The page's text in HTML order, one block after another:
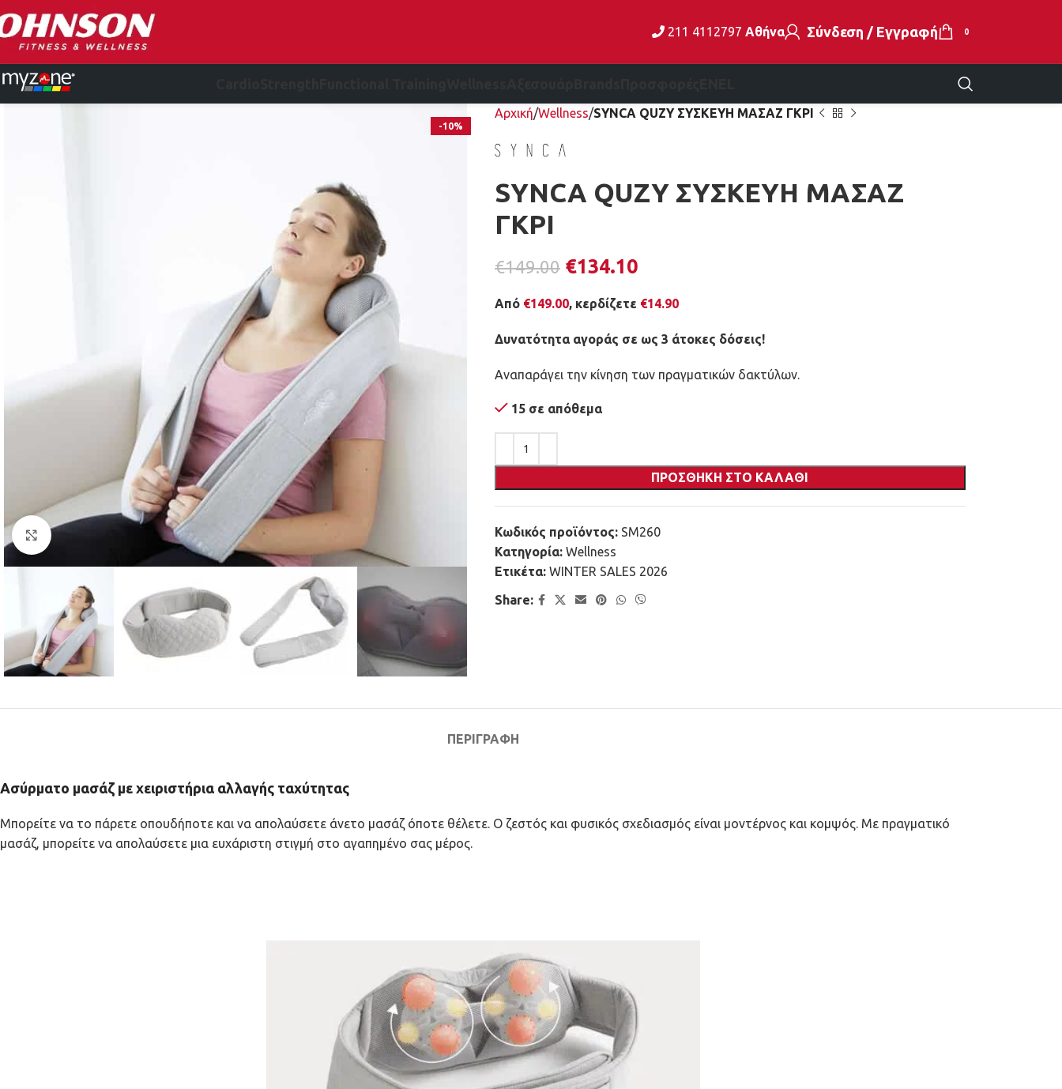
211 4112797 Αθήνα Σύνδεση / Εγγραφή 0
-10%
Κλικ για μεγέθυνση
Αρχική Wellness SYNCA QUZY ΣΥΣΚΕΥΗ ΜΑΣΑΖ ΓΚΡΙ
SYNCA QUZY ΣΥΣΚΕΥΗ ΜΑΣΑΖ
ΓΚΡΙ
€149.00 €134.10
Από €149.00, κερδίζετε €14.90
Δυνατότητα αγοράς σε ως 3 άτοκες δόσεις!
Αναπαράγει την κίνηση των πραγματικών δακτύλων.
15 σε απόθεμα
ΠΡΟΣΘΉΚΗ ΣΤΟ ΚΑΛΆΘΙ
Κωδικός προϊόντος: SM260
Κατηγορία: Wellness
Ετικέτα: WINTER SALES 2026
Share:
ΠΕΡΙΓΡΑΦΉ
Ασύρματο μασάζ με χειριστήρια αλλαγής ταχύτητας
Μπορείτε να το πάρετε οπουδήποτε και να απολαύσετε άνετο μασάζ όποτε θέλετε. Ο ζεστός και φυσικός σχεδιασμός είναι μοντέρνος και κομψός. Με πραγματικό
μασάζ, μπορείτε να απολαύσετε μια ευχάριστη στιγμή στο αγαπημένο σας μέρος.